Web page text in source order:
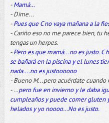
-Mamá…
- Dime...
-Pues que C no vaya mañana a la
- Cariño eso no me parece bien, tu
tengas un herpes.
-Pero es que mamá...no es justo. C
se bañará en la piscina y el lunes
nada….no es justoooooo
- Bueno M...pero acuérdate cuando
- …pero fue en invierno y le daba
cumpleaños y puede comer gluten
helados y yo noooo…No es justo.